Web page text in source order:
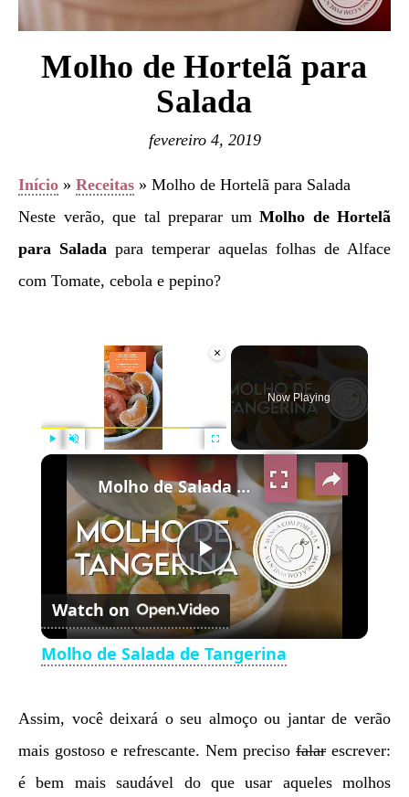
Molho de Hortelã para
Salada
fevereiro 4, 2019
Início » Receitas » Molho de Hortelã para Salada
Neste verão, que tal preparar um Molho de Hortelã
para Salada para temperar aquelas folhas de Alface
com Tomate, cebola e pepino?
×
Fullscreen
Now Playing
×
Play
Video
Molho de Salada de Tangerina
Watch on
Molho de Salada de Tangerina
Assim, você deixará o seu almoço ou jantar de verão
mais gostoso e refrescante. Nem preciso falar escrever:
é bem mais saudável do que usar aqueles molhos